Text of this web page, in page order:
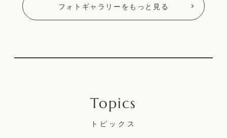
フォトギャラリーをもっと見る
トピックス